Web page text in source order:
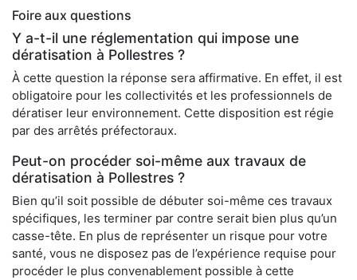
Foire aux questions
Y a-t-il une réglementation qui impose une
dératisation à Pollestres ?
À cette question la réponse sera affirmative. En effet, il est
obligatoire pour les collectivités et les professionnels de
dératiser leur environnement. Cette disposition est régie
par des arrêtés préfectoraux.
Peut-on procéder soi-même aux travaux de
dératisation à Pollestres ?
Bien qu’il soit possible de débuter soi-même ces travaux
spécifiques, les terminer par contre serait bien plus qu’un
casse-tête. En plus de représenter un risque pour votre
santé, vous ne disposez pas de l’expérience requise pour
procéder le plus convenablement possible à cette